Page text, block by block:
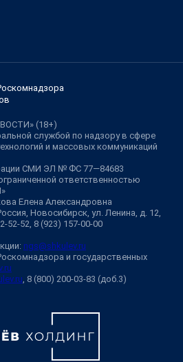
(18+)
службой по надзору в сфере
и массовых коммуникаций
СМИ ЭЛ № ФС 77—84683
ответственностью
Елена Александровна
Новосибирск, ул. Ленина, д. 12,
52-52, 8 (923) 157-00-00
ngs@shkulev.ru
и государственных
, 8 (800) 200-03-83 (доб.3)